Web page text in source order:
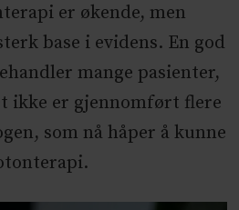
er økende, men
base i evidens. En god
mange pasienter,
ikke er gjennomført flere
som nå håper å kunne